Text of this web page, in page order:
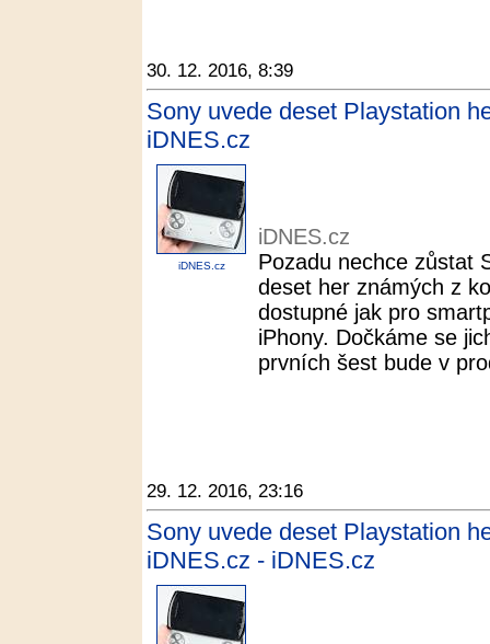
30. 12. 2016, 8:39
Sony uvede deset Playstation
iDNES.cz
iDNES.cz
iDNES.cz
Pozadu nechce zůstat
deset her známých z
dostupné jak pro
iPhony. Dočkáme se
prvních šest bude v
29. 12. 2016, 23:16
Sony uvede deset Playstation
iDNES.cz - iDNES.cz